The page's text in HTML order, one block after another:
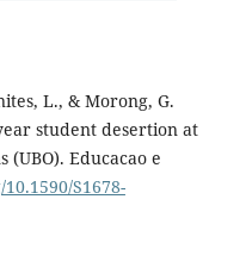
L., & Morong, G.
student desertion at
Educacao e
S1678-